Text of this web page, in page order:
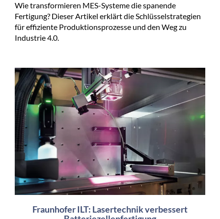
Wie transformieren MES-Systeme die spanende
Fertigung? Dieser Artikel erklärt die Schlüsselstrategien
für effiziente Produktionsprozesse und den Weg zu
Industrie 4.0.
Fraunhofer ILT: Lasertechnik verbessert